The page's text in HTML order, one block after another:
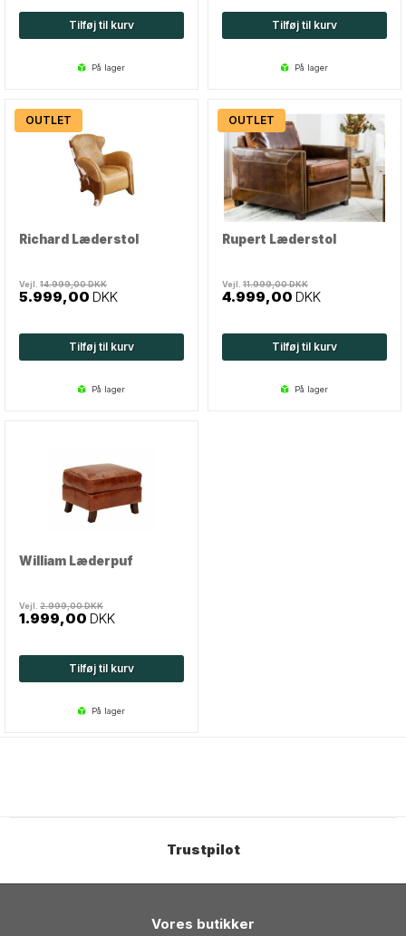
Tilføj til kurv
på lager
Tilføj til kurv
på lager
OUTLET
Richard Læderstol
5.999,00 DKK
Vejl. 14.999,00DKK
Tilføj til kurv
på lager
OUTLET
Rupert Læderstol
4.999,00 DKK
Vejl. 11.999,00DKK
Tilføj til kurv
på lager
William Læderpuf
1.999,00 DKK
Vejl. 2.999,00DKK
Tilføj til kurv
på lager
Trustpilot
Vores butikker